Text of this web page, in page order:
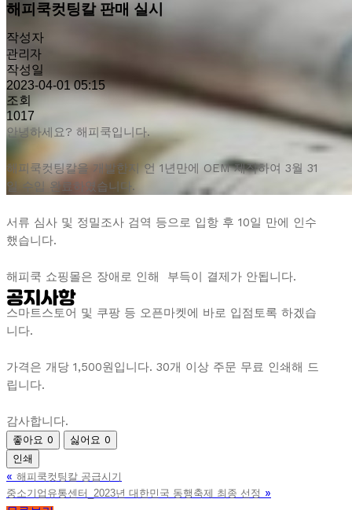
공지사항
해피쿡컷팅칼 판매 실시
작성자
관리자
작성일
2023-04-01 05:15
조회
1017
안녕하세요? 해피쿡입니다.
해피쿡컷팅칼을 개발한지 언 1년만에 OEM 제작하여 3월 31
일 수입 완료하였습니다.
서류 심사 및 정밀조사 검역 등으로 입항 후 10일 만에 인수
했습니다.
해피쿡 쇼핑몰은 장애로 인해 부득이 결제가 안됩니다.
스마트스토어 및 쿠팡 등 오픈마켓에 바로 입점토록 하겠습
니다.
가격은 개당 1,500원입니다. 30개 이상 주문 무료 인쇄해 드
립니다.
감사합니다.
좋아요 0 싫어요 0
인쇄
« 해피쿡컷팅칼 공급시기
중소기업유통센터_2023년 대한민국 동행축제 최종 선정 »